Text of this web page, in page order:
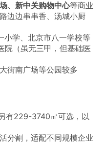
、新中关购物中心等商业
边边串串香、汤城小厨
小学、北京市八一学校等
院（虽无三甲，但基础医
街南广场等公园较多
另有229-3740㎡可选，以
分割，适配不同规模企业